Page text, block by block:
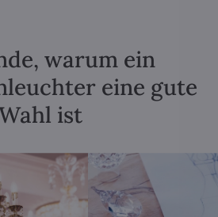
warum ein
eine gute
ist